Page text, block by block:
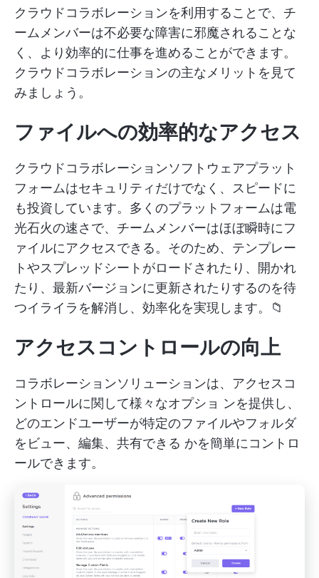
クラウドコラボレーションを利用することで、チ
ームメンバーは不必要な障害に邪魔されることな
く、より効率的に仕事を進めることができます。
クラウドコラボレーションの主なメリットを見て
みましょう。
ファイルへの効率的なアクセス
クラウドコラボレーションソフトウェアプラット
フォームはセキュリティだけでなく、スピードに
も投資しています。多くのプラットフォームは電
光石火の速さで、チームメンバーはほぼ瞬時にフ
ァイルにアクセスできる。そのため、テンプレー
トやスプレッドシートがロードされたり、開かれ
たり、最新バージョンに更新されたりするのを待
つイライラを解消し、効率化を実現します。📁
アクセスコントロールの向上
コラボレーションソリューションは、アクセスコ
ントロールに関して様々なオプショ ンを提供し、
どのエンドユーザーが特定のファイルやフォルダ
をビュー、編集、共有できる かを簡単にコントロ
ールできます。